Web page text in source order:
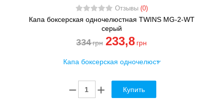
Отзывы (0)
Капа боксерская одночелюстная TWINS MG-2-WT
серый
334грн 233,8 грн
Купить